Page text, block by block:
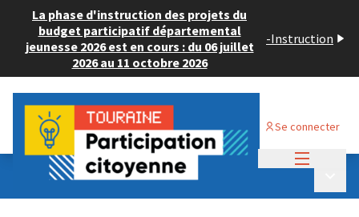
La phase d'instruction des projets du
budget participatif départemental
jeunesse 2026 est en cours : du 06 juillet
2026 au 11 octobre 2026
-Instruction
Se connecter
Budget Participatif ADULTE 2024
💡 Déposer un projet